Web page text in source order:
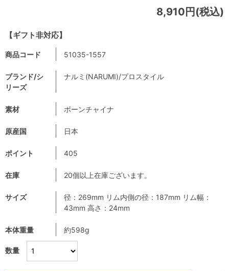
【ギフト非対応】
8,910円(税込)
数量
商品コード 51035-1557
ブランド/シ
リーズ
ナルミ(NARUMI)/プロスタイル
素材 ボーンチャイナ
原産国 日本
ポイント 405
在庫 20個以上在庫ございます。
サイズ
径：269mm リム内側の径：187mm リム幅：
43mm 高さ：24mm
本体重量 約598g